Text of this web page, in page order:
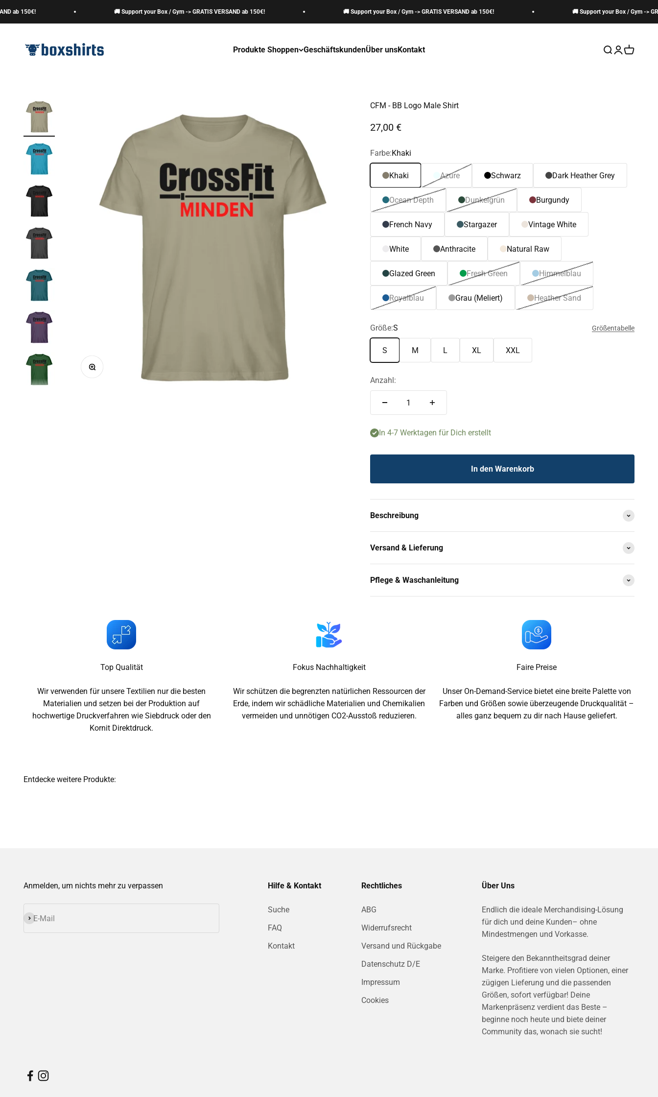
150€! 🚚 Support your Box / Gym -> GRATIS VERSAND ab 150€! 🚚 Support your Box / Gym -> GRATIS VERSAND ab 150€! 🚚 Support your Box / Gym -> GRATIS
Produkte Shoppen GeschäftskundenÜber unsKontakt
boxshirts Suche öffnen
Bild vergrößern
CFM - BB Logo Male Shirt
Angebot
27,00 €
Farbe:Khaki
Khaki Azure Schwarz Dark Heather Grey
Ocean Depth Dunkelgrün Burgundy
French Navy Stargazer Vintage White
White Anthracite Natural Raw
Glazed Green Fresh Green Himmelblau
Royalblau Grau (Meliert) Heather Sand
Größe:S Größentabelle
S M L XL XXL
Anzahl:
In 4-7 Werktagen für Dich erstellt
In den Warenkorb
Beschreibung
Versand & Lieferung
Pflege & Waschanleitung
Top Qualität
Wir verwenden für unsere Textilien nur die besten
Materialien und setzen bei der Produktion auf
hochwertige Druckverfahren wie Siebdruck oder den
Kornit Direktdruck.
Fokus Nachhaltigkeit
Wir schützen die begrenzten natürlichen Ressourcen der
Erde, indem wir schädliche Materialien und Chemikalien
vermeiden und unnötigen CO2-Ausstoß reduzieren.
Faire Preise
Unser On-Demand-Service bietet eine breite Palette von
Farben und Größen sowie überzeugende Druckqualität –
alles ganz bequem zu dir nach Hause geliefert.
Anmelden, um nichts mehr zu verpassen
E-Mail
Abonnieren
Hilfe & Kontakt
Suche
FAQ
Kontakt
Rechtliches
ABG
Widerrufsrecht
Versand und Rückgabe
Datenschutz D/E
Impressum
Cookies
Über Uns
Endlich die ideale Merchandising-Lösung
für dich und deine Kunden– ohne
Mindestmengen und Vorkasse.
Steigere den Bekanntheitsgrad deiner
Marke. Profitiere von vielen Optionen, einer
zügigen Lieferung und die passenden
Größen, sofort verfügbar! Deine
Markenpräsenz verdient das Beste –
beginne noch heute und biete deiner
Community das, wonach sie sucht!